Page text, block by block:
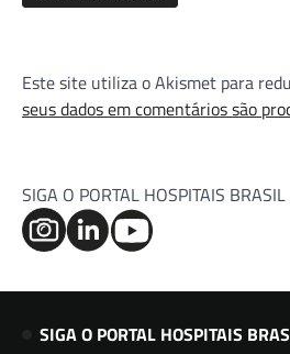
Este site utiliza o Akismet para
seus dados em comentários são
SIGA O PORTAL HOSPITAIS BRASIL
SIGA O PORTAL HOSPITAIS